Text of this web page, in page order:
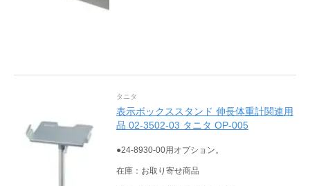
タニタ
表示ボックススタンド 伸長体重計関連用
品 02-3502-03 タニタ OP-005
●24-8930-00用オプション。
在庫：お取り寄せ商品